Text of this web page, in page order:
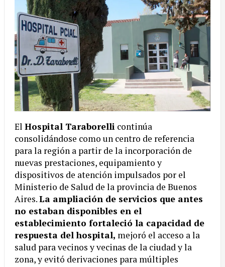
El Hospital Taraborelli continúa
consolidándose como un centro de referencia
para la región a partir de la incorporación de
nuevas prestaciones, equipamiento y
dispositivos de atención impulsados por el
Ministerio de Salud de la provincia de Buenos
Aires.La ampliación de servicios que antes
no estaban disponibles en el
establecimiento fortaleció la capacidad de
respuesta del hospital, mejoró el acceso a la
salud para vecinos y vecinas de la ciudad y la
zona, y evitó derivaciones para múltiples